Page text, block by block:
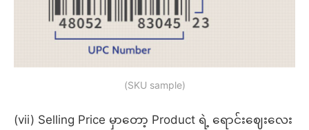
(SKU sample)
(vii) Selling Price မှာတော့ Product ရဲ့ ရောင်းဈေးလေး